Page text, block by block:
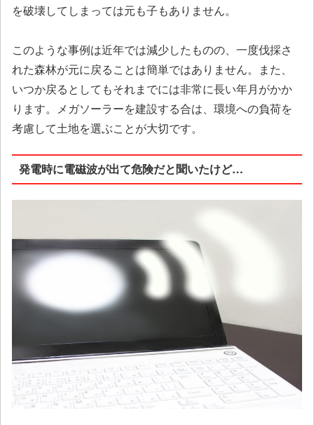
を破壊してしまっては元も子もありません。
このような事例は近年では減少したものの、一度伐採さ
れた森林が元に戻ることは簡単ではありません。また、
いつか戻るとしてもそれまでには非常に長い年月がかか
ります。メガソーラーを建設する合は、環境への負荷を
考慮して土地を選ぶことが大切です。
発電時に電磁波が出て危険だと聞いたけど…